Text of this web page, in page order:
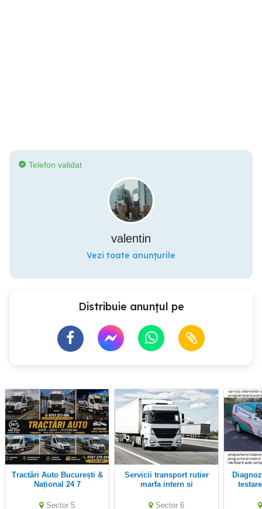
Telefon validat
valentin
Vezi toate anunțurile
Distribuie anunțul pe
Tractări Auto București &
Național 24 7
Sector 5
Servicii transport rutier
marfa intern si
Sector 6
Diagnoza computerizata